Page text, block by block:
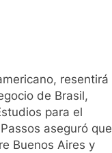
resentirá
de Brasil,
para el
aseguró que
Buenos Aires y